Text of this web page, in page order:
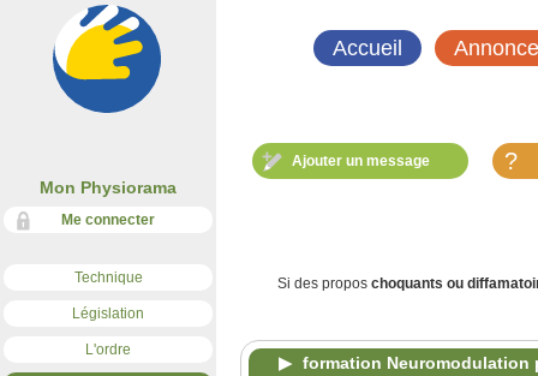
Mon Physiorama
Me connecter
Technique
Législation
L'ordre
Accueil
Ajouter un message ?
Si des propos choquants ou
formation Neuromodulation